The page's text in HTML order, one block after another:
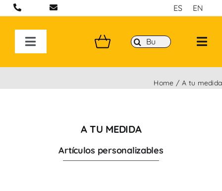
Saltar
al
contenido
ES EN
Toggle
Navigation
BOLSOS ARTESANALES EN BARCELONA
BANDOLERAS HECHAS A MANO
Buscar:
Home A tu medida
A TU MEDIDA
Artículos personalizables